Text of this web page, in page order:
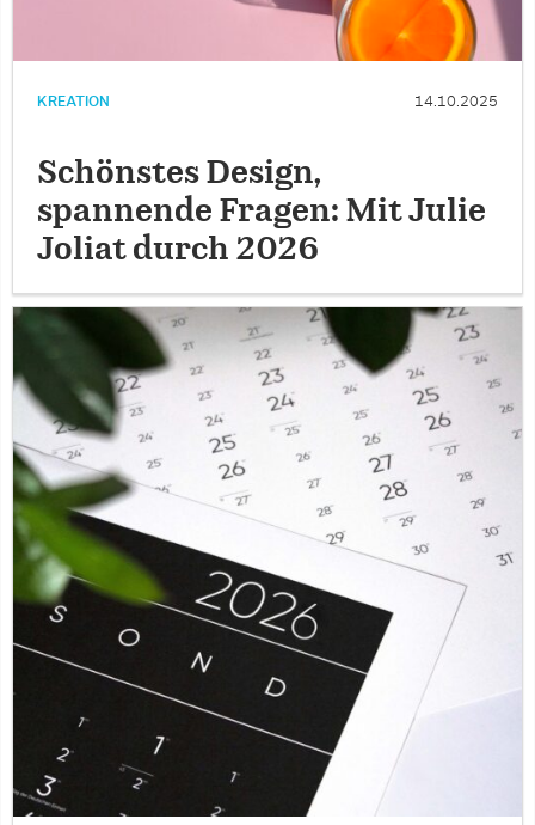
KREATION 14.10.2025
Schönstes Design,
spannende Fragen: Mit Julie
Joliat durch 2026